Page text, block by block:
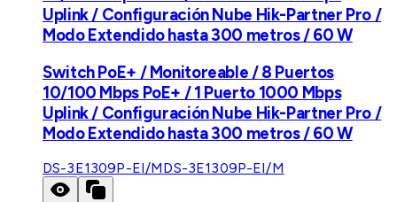
Uplink / Configuración Nube Hik-Partner Pro /
Modo Extendido hasta 300 metros / 60 W
Switch PoE+ / Monitoreable / 8 Puertos
10/100 Mbps PoE+ / 1 Puerto 1000 Mbps
Uplink / Configuración Nube Hik-Partner Pro /
Modo Extendido hasta 300 metros / 60 W
DS-3E1309P-EI/MDS-3E1309P-EI/M